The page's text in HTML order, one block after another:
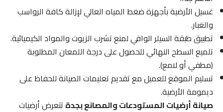
غسيل الأرضية بأجهزة ضغط المياه العالي لإزالة كافة الرواسب
والغبار.
تطبيق طبقة السيلر الواقي لمنع تشرب الزيوت والمواد الكيميائية.
تلميع السطح النهائي للحصول على درجة اللمعان المطلوبة
(مطفي أو لامع).
تسليم الموقع للعميل مع تقديم تعليمات الصيانة للحفاظ على
ديمومة الأرضية.
صيانة أرضيات المستودعات والمصانع بجدةتتعرض أرضيات